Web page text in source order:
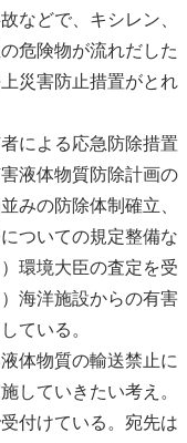
などで、キシレン、
危険物が流れだした
上災害防止措置がとれ
による応急防除措置
液体物質防除計画の
みの防除体制確立、
ついての規定整備な
環境大臣の査定を受
海洋施設からの有害
ている。
体物質の輸送禁止に
していきたい考え。
付けている。宛先は